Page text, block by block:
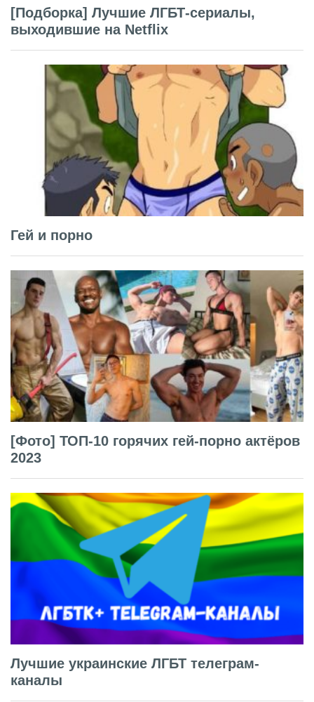
[Подборка] Лучшие ЛГБТ-сериалы,
выходившие на Netflix
Гей и порно
[Фото] ТОП-10 горячих гей-порно актёров
2023
Лучшие украинские ЛГБТ телеграм-
каналы